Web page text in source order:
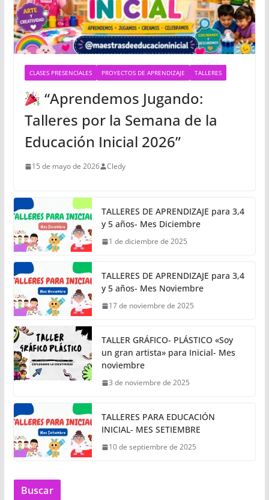
CLASES PRESENCIALES PROYECTOS DE APRENDIZAJE TALLERES
“Aprendemos Jugando:
Talleres por la Semana de la
Educación Inicial 2026”
15 de mayo de 2026 Cledy
TALLERES DE APRENDIZAJE para 3,4
y 5 años- Mes Diciembre
1 de diciembre de 2025
TALLERES DE APRENDIZAJE para 3,4
y 5 años- Mes Noviembre
17 de noviembre de 2025
TALLER GRÁFICO- PLÁSTICO «Soy
un gran artista» para Inicial- Mes
noviembre
3 de noviembre de 2025
TALLERES PARA EDUCACIÓN
INICIAL- MES SETIEMBRE
10 de septiembre de 2025
Buscar